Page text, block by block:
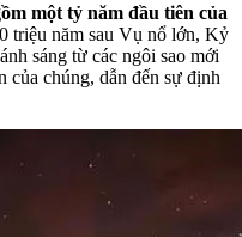
một tỷ năm đầu tiên của
triệu năm sau Vụ nổ lớn, Kỷ
sáng từ các ngôi sao mới
của chúng, dẫn đến sự định